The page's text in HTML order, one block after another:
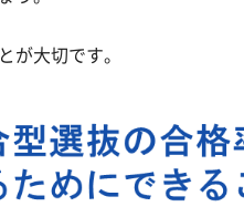
が大切です。